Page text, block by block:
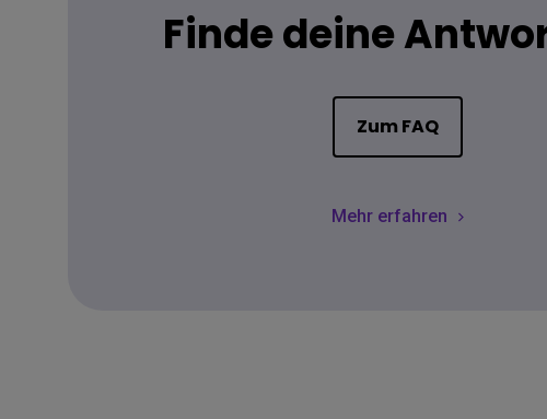
Finde deine
Zum FAQ
Mehr erfahren